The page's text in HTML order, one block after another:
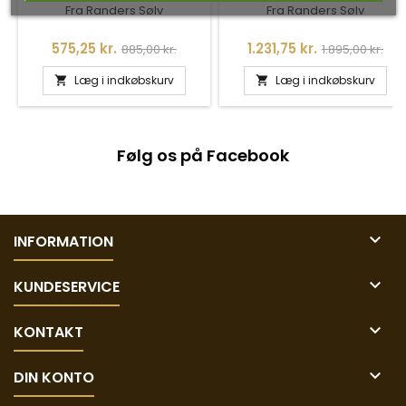
Fra Randers Sølv
Pris
575,25 kr. Normalpris
885,00 kr.
 Læg i indkøbskurv
Fra Randers Sølv
Pris
1.231,75 kr. Normalpris
1.895,00 kr.
 Læg i indkøbskurv
Følg os på Facebook
INFORMATION 
KUNDESERVICE 
KONTAKT 
DIN KONTO 